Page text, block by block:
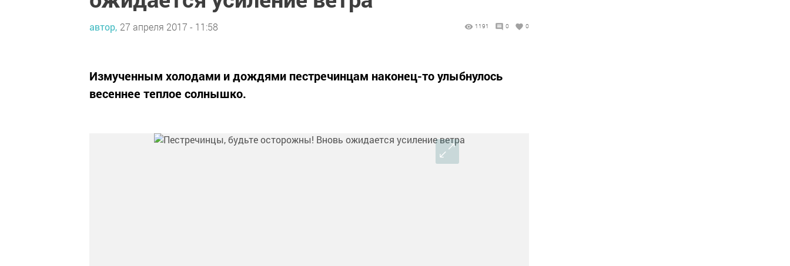
автор, 27 апреля 2017 - 11:58 1191 0 0
Измученным холодами и дождями пестречинцам наконец-то улыбнулось
весеннее теплое солнышко.